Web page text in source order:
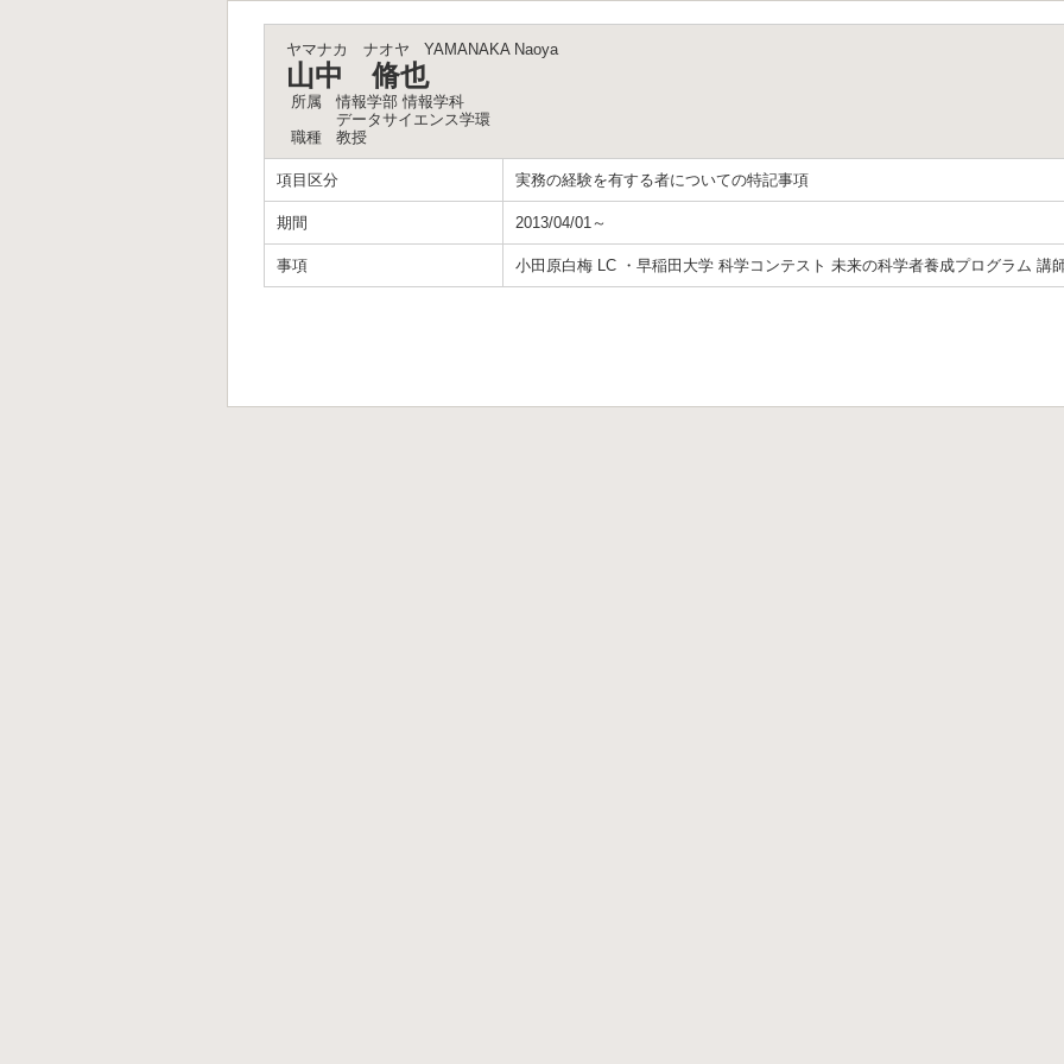
ヤマナカ ナオヤ YAMANAKA Naoya
山中 脩也
所属
情報学部 情報学科
データサイエンス学環
職種
教授
項目区分 実務の経験を有する者についての特記事項
期間 2013/04/01～
事項 小田原白梅 LC ・早稲田大学 科学コンテスト 未来の科学者養成プログラム 講